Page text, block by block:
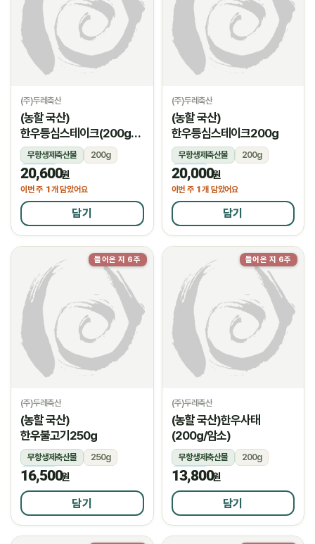
(주)두레축산
(농할 국산)
한우등심스테이크(200g/
암소)
무항생제축산물
200g
냉장
20,600원
이번 주 1개 담았어요
담기
(주)두레축산
(농할 국산)
한우등심스테이크200g
무항생제축산물
200g
냉장
20,000원
이번 주 1개 담았어요
담기
들어온 지 6주
(주)두레축산
(농할 국산)
한우불고기250g
무항생제축산물
250g
냉장
16,500원
담기
들어온 지 6주
(주)두레축산
(농할 국산)한우사태
(200g/암소)
무항생제축산물
200g
냉장
13,800원
담기